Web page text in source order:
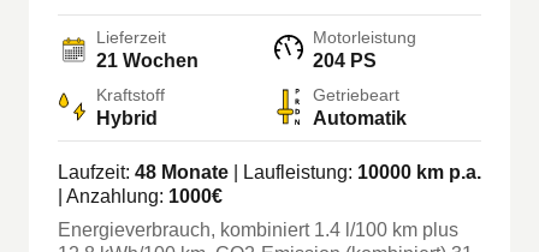
Lieferzeit
21 Wochen
Motorleistung
204 PS
Kraftstoff
Hybrid
Getriebeart
Automatik
Laufzeit: 48 Monate | Laufleistung: 10000 km p.a.
| Anzahlung: 1000€
Energieverbrauch, kombiniert 1.4 l/100 km plus